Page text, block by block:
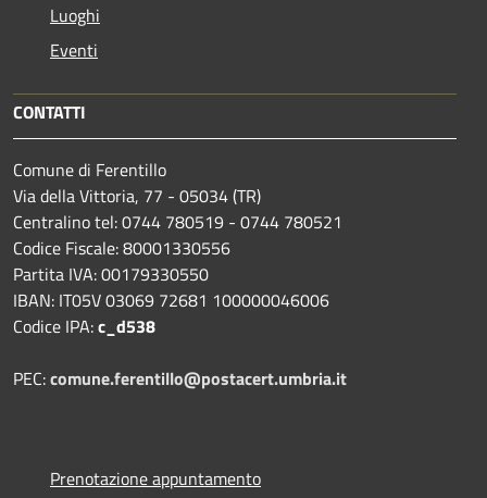
Luoghi
Eventi
CONTATTI
Comune di Ferentillo
Via della Vittoria, 77 - 05034 (TR)
Centralino tel: 0744 780519 - 0744 780521
Codice Fiscale: 80001330556
Partita IVA: 00179330550
IBAN: IT05V 03069 72681 100000046006
Codice IPA:c_d538
PEC:comune.ferentillo@postacert.umbria.it
Prenotazione appuntamento